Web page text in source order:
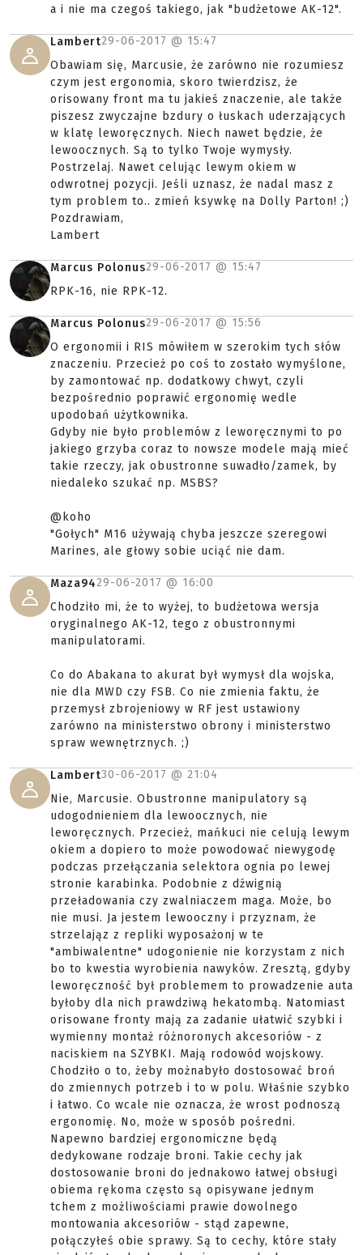
a i nie ma czegoś takiego, jak "budżetowe AK-12".
Lambert29-06-2017 @ 15:47
Obawiam się, Marcusie, że zarówno nie rozumiesz
czym jest ergonomia, skoro twierdzisz, że
orisowany front ma tu jakieś znaczenie, ale także
piszesz zwyczajne bzdury o łuskach uderzających
w klatę leworęcznych. Niech nawet będzie, że
lewoocznych. Są to tylko Twoje wymysły.
Postrzelaj. Nawet celując lewym okiem w
odwrotnej pozycji. Jeśli uznasz, że nadal masz z
tym problem to.. zmień ksywkę na Dolly Parton! ;)
Pozdrawiam,
Lambert
Marcus Polonus29-06-2017 @ 15:47
RPK-16, nie RPK-12.
Marcus Polonus29-06-2017 @ 15:56
O ergonomii i RIS mówiłem w szerokim tych słów
znaczeniu. Przecież po coś to zostało wymyślone,
by zamontować np. dodatkowy chwyt, czyli
bezpośrednio poprawić ergonomię wedle
upodobań użytkownika.
Gdyby nie było problemów z leworęcznymi to po
jakiego grzyba coraz to nowsze modele mają mieć
takie rzeczy, jak obustronne suwadło/zamek, by
niedaleko szukać np. MSBS?
@koho
"Gołych" M16 używają chyba jeszcze szeregowi
Marines, ale głowy sobie uciąć nie dam.
Maza9429-06-2017 @ 16:00
Chodziło mi, że to wyżej, to budżetowa wersja
oryginalnego AK-12, tego z obustronnymi
manipulatorami.
Co do Abakana to akurat był wymysł dla wojska,
nie dla MWD czy FSB. Co nie zmienia faktu, że
przemysł zbrojeniowy w RF jest ustawiony
zarówno na ministerstwo obrony i ministerstwo
spraw wewnętrznych. ;)
Lambert30-06-2017 @ 21:04
Nie, Marcusie. Obustronne manipulatory są
udogodnieniem dla lewoocznych, nie
leworęcznych. Przecież, mańkuci nie celują lewym
okiem a dopiero to może powodować niewygodę
podczas przełączania selektora ognia po lewej
stronie karabinka. Podobnie z dźwignią
przeładowania czy zwalniaczem maga. Może, bo
nie musi. Ja jestem lewooczny i przyznam, że
strzelająz z repliki wyposażonj w te
"ambiwalentne" udogonienie nie korzystam z nich
bo to kwestia wyrobienia nawyków. Zresztą, gdyby
leworęczność był problemem to prowadzenie auta
byłoby dla nich prawdziwą hekatombą. Natomiast
orisowane fronty mają za zadanie ułatwić szybki i
wymienny montaż różnoronych akcesoriów - z
naciskiem na SZYBKI. Mają rodowód wojskowy.
Chodziło o to, żeby możnabyło dostosować broń
do zmiennych potrzeb i to w polu. Właśnie szybko
i łatwo. Co wcale nie oznacza, że wrost podnoszą
ergonomię. No, może w sposób pośredni.
Napewno bardziej ergonomiczne będą
dedykowane rodzaje broni. Takie cechy jak
dostosowanie broni do jednakowo łatwej obsługi
obiema rękoma często są opisywane jednym
tchem z możliwościami prawie dowolnego
montowania akcesoriów - stąd zapewne,
połączyłeś obie sprawy. Są to cechy, które stały